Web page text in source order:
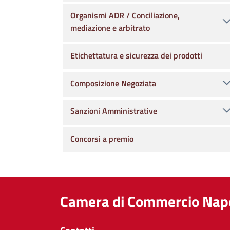
Organismi ADR / Conciliazione,
mediazione e arbitrato
Etichettatura e sicurezza dei prodotti
Composizione Negoziata
Sanzioni Amministrative
Concorsi a premio
Camera di Commercio